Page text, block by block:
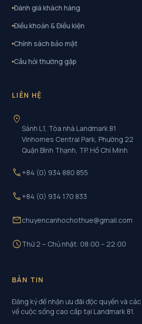
Đánh giá khách hàng
Điều khoản & Điều kiện
Chính sách bảo mật
Câu hỏi thường gặp
LIÊN HỆ
location_on
Sảnh L1, Tòa nhà Landmark 81
Vinhomes Central Park, Phường 22
Quận Bình Thạnh, TP. Hồ Chí Minh
call +84 (0) 934 880 855
call +84 (0) 934 170 833
mailchuyencanhochothue@gmail.com
scheduleThứ 2 – Chủ nhật: 08:00 – 22:00
BẢN TIN
Đăng ký để nhận ưu đãi độc quyền và
về cuộc sống cao cấp tại Landmark 81.